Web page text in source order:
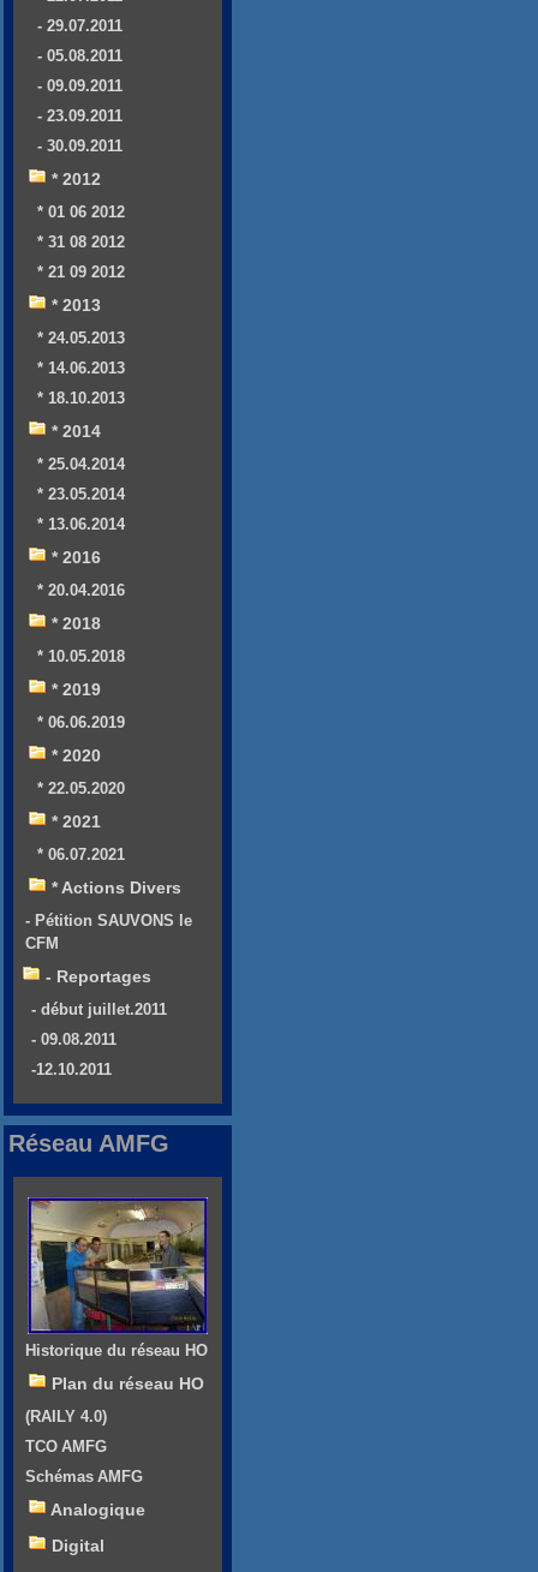
- 29.07.2011
- 05.08.2011
- 09.09.2011
- 23.09.2011
- 30.09.2011
* 2012
* 01 06 2012
* 31 08 2012
* 21 09 2012
* 2013
* 24.05.2013
* 14.06.2013
* 18.10.2013
* 2014
* 25.04.2014
* 23.05.2014
* 13.06.2014
* 2016
* 20.04.2016
* 2018
* 10.05.2018
* 2019
* 06.06.2019
* 2020
* 22.05.2020
* 2021
* 06.07.2021
* Actions Divers
- Pétition SAUVONS le
CFM
- Reportages
- début juillet.2011
- 09.08.2011
-12.10.2011
Réseau AMFG
Historique du réseau HO
Plan du réseau HO
(RAILY 4.0)
TCO AMFG
Schémas AMFG
Analogique
Digital